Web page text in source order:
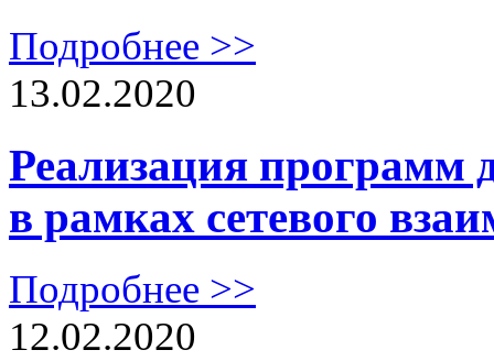
Подробнее >>
13.02.2020
Реализация программ
в рамках сетевого
Подробнее >>
12.02.2020